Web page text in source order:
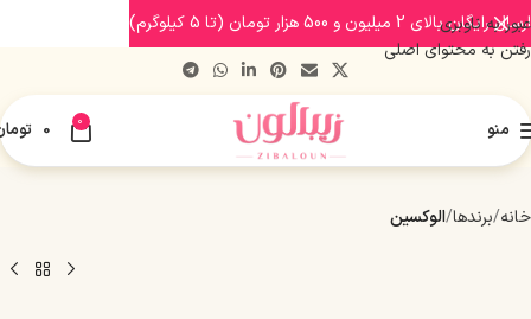
عبور به ناوبری
رفتن به محتوای اصلی
منو 0
0
خانه برندها الوکسین
ارسال رایگان بالای 2 میلیون و 500 هزار تومان (تا 5 کیلوگرم)